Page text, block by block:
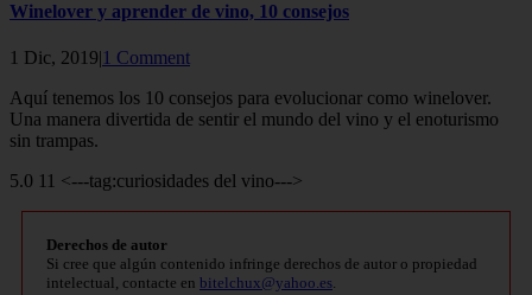
Winelover y aprender de vino, 10 consejos
1 Dic, 2019| 1 Comment
Aquí tenemos los 10 consejos para evolucionar como winelover.
Una manera divertida de sentir el mundo del vino y el enoturismo
sin trampas.
5.0 11 <---tag:curiosidades del vino--->
Derechos de autor
Si cree que algún contenido infringe derechos de autor o propiedad
intelectual, contacte en bitelchux@yahoo.es.